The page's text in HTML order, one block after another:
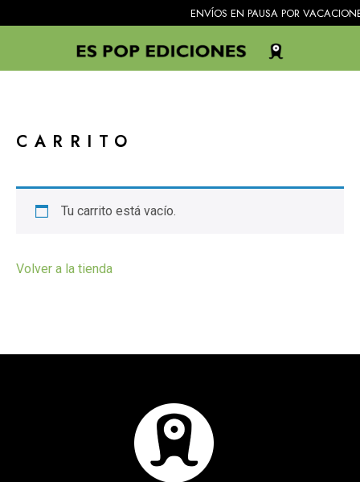
ENVÍOS EN PAUSA POR
CARRITO
Tu carrito está vacío.
Volver a la tienda